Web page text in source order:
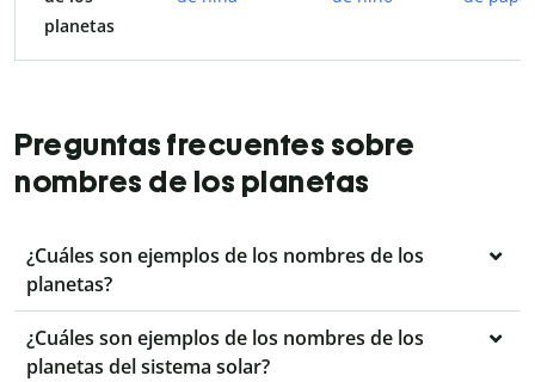
planetas
Preguntas frecuentes sobre
nombres de los planetas
¿Cuáles son ejemplos de los nombres de los
planetas?
¿Cuáles son ejemplos de los nombres de los
planetas del sistema solar?